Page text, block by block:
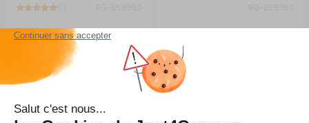
1 019,20 €
Comparer
Ajouter au panier